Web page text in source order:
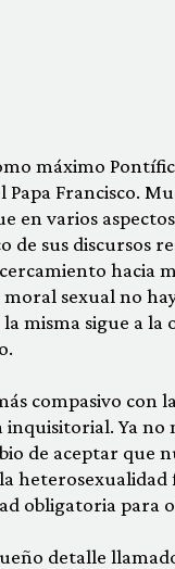
máximo
Francisco.
en varios
de sus discursos
hacia
sexual no
misma sigue a
compasivo con
Ya
de aceptar que
heterosexualidad
obligatoria para
detalle